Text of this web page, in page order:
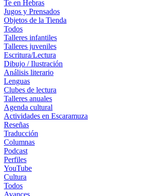
Te en Hebras
Jugos y Prensados
Objetos de la Tienda
Todos
Talleres infantiles
Talleres juveniles
Escritura/Lectura
Dibujo / Ilustración
Análisis literario
Lenguas
Clubes de lectura
Talleres anuales
Agenda cultural
Actividades en Escaramuza
Reseñas
Traducción
Columnas
Podcast
Perfiles
YouTube
Cultura
Todos
Avances